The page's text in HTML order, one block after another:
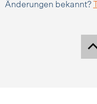
Änderungen bekannt?